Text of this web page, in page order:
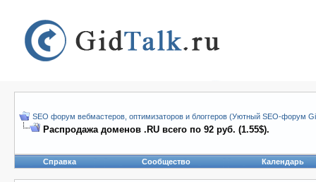
SEO форум вебмастеров, оптимизаторов и блоггеров (Уютный SEO-форум
Распродажа доменов .RU всего по 92 руб. (1.55$).
Справка Сообщество Календарь